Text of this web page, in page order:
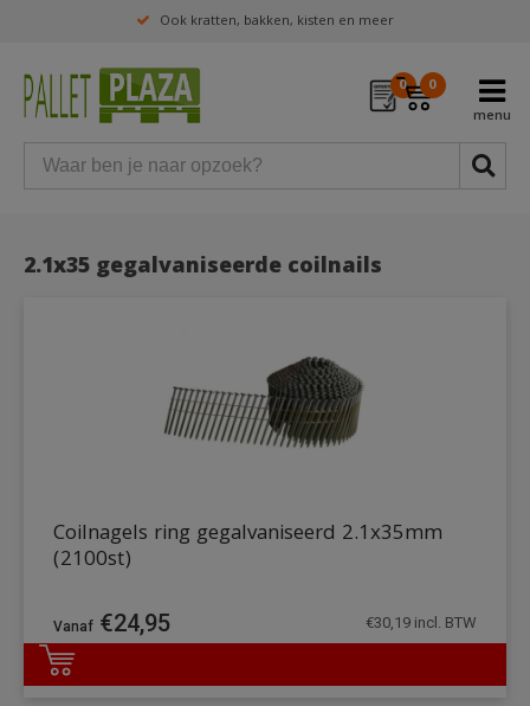
Ook kratten, bakken, kisten en meer
0 0
2.1x35 gegalvaniseerde coilnails
DETAILS
Coilnagels ring gegalvaniseerd 2.1x35mm
(2100st)
€24,95 €30,19 incl. BTW